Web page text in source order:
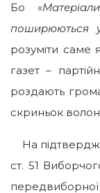
Бо «
поширюються у
розуміти саме
газет –
роздають
скриньок
На
ст. 51